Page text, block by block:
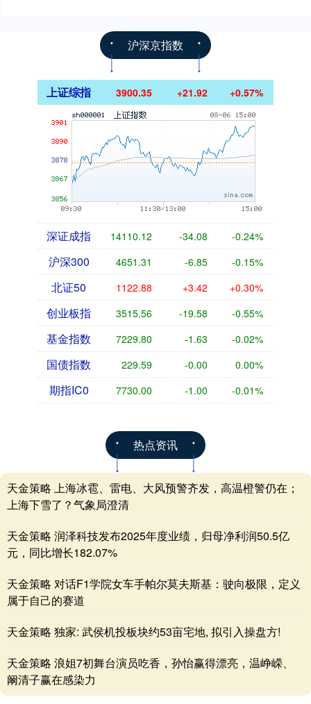
沪深京指数
上证综指 3900.35 +21.92 +0.57%
深证成指 14110.12 -34.08 -0.24%
沪深300 4651.31 -6.85 -0.15%
北证50 1122.88 +3.42 +0.30%
创业板指 3515.56 -19.58 -0.55%
基金指数 7229.80 -1.63 -0.02%
国债指数 229.59 -0.00 0.00%
期指IC0 7730.00 -1.00 -0.01%
热点资讯
天金策略 上海冰雹、雷电、大风预警齐发，高温橙警仍在；
上海下雪了？气象局澄清
天金策略 润泽科技发布2025年度业绩，归母净利润50.5亿
元，同比增长182.07%
天金策略 对话F1学院女车手帕尔莫夫斯基：驶向极限，定义
属于自己的赛道
天金策略 独家: 武侯机投板块约53亩宅地, 拟引入操盘方!
天金策略 浪姐7初舞台演员吃香，孙怡赢得漂亮，温峥嵘、
阚清子赢在感染力